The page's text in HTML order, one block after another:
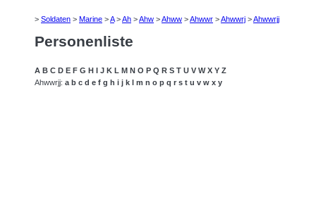
> Soldaten > Marine >A>Ah >Ahw >Ahww >Ahwwr >Ahwwrj >Ahwwrjj
Personenliste
A B C D E F G H I J K L M N O P Q R S T U V W X Y Z
Ahwwrjj: a b c d e f g h i j k l m n o p q r s t u v w x y